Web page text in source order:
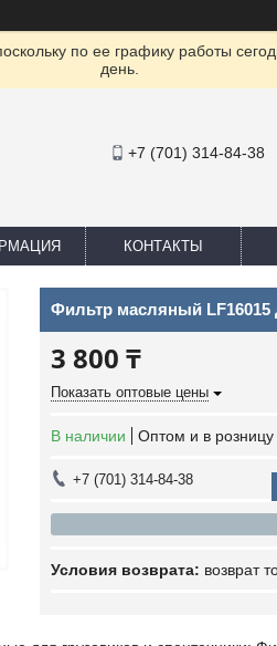
по ее графику работы
день.
+7 (701) 314-84-38
КОНТАКТЫ
Фильтр масляный
3 800 ₸
Показать оптовые цены
В наличии Оптом и в розницу
+7 (701) 314-84-38
возврат